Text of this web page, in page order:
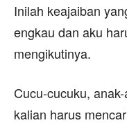
Inilah keajaiban
engkau dan aku
mengikutinya.
Cucu-cucuku,
kalian harus